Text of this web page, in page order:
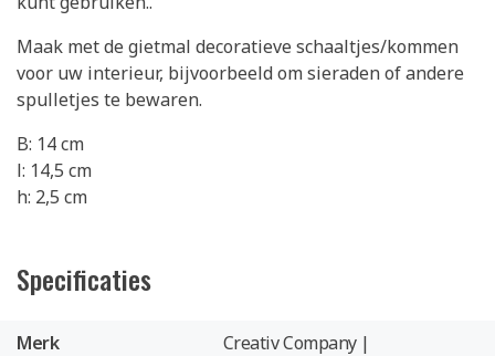
Maak met de gietmal decoratieve schaaltjes/kommen
voor uw interieur, bijvoorbeeld om sieraden of andere
spulletjes te bewaren.
B: 14 cm
l: 14,5 cm
h: 2,5 cm
Specificaties
Merk
Creativ Company |